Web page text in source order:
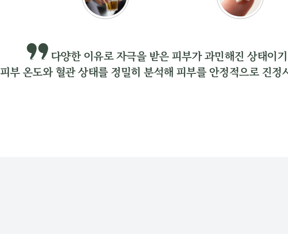
다양한 이유로 자극을 받은 피부가 과민해진 상태이
피부 온도와 혈관 상태를 정밀히 분석해 피부를 안정적으로 진정